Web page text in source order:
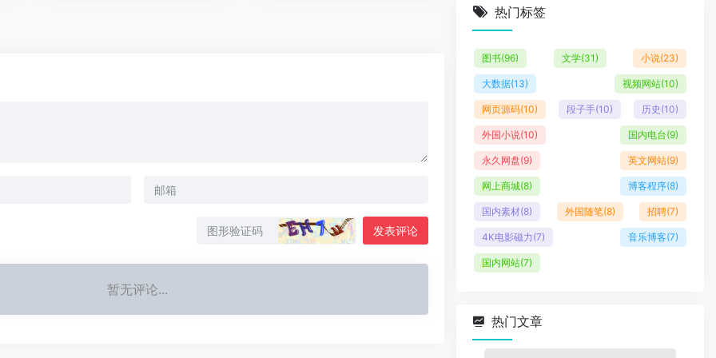
发表评论
暂无评论...
热门标签
图书(96) 文学(31) 小说(23)
大数据(13) 视频网站(10)
网页源码(10) 段子手(10) 历史 (10)
外国小说(10) 国内电台(9)
永久网盘(9) 英文网站(9)
网上商城(8) 博客程序(8)
国内素材(8) 外国随笔(8) 招聘(7)
4K电影磁力 (7) 音乐博客(7)
国内网站(7)
热门文章